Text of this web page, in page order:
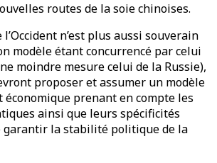
routes de la soie chinoises.
n’est plus aussi souverain
modèle étant concurrencé par celui
moindre mesure celui de la Russie),
proposer et assumer un modèle
économique prenant en compte les
ainsi que leurs spécificités
garantir la stabilité politique de la